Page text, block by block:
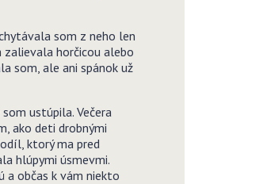
som z neho len
horčicou alebo
som, ale ani spánok už
ustúpila. Večera
ako deti drobnými
ktorý ma pred
hlúpymi úsmevmi.
a občas k vám niekto